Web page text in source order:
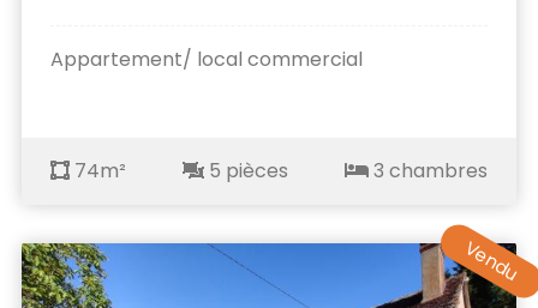
Appartement/ local commercial
74m² 5 pièces 3 chambres
Vendu